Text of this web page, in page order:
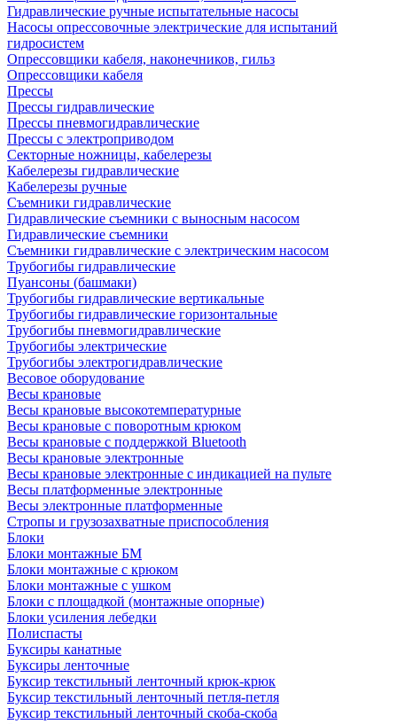
Гидравлические ручные испытательные насосы
Насосы опрессовочные электрические для испытаний
гидросистем
Опрессовщики кабеля, наконечников, гильз
Опрессовщики кабеля
Прессы
Прессы гидравлические
Прессы пневмогидравлические
Прессы с электроприводом
Секторные ножницы, кабелерезы
Кабелерезы гидравлические
Кабелерезы ручные
Съемники гидравлические
Гидравлические cъемники с выносным насосом
Гидравлические съемники
Съемники гидравлические с электрическим насосом
Трубогибы гидравлические
Пуансоны (башмаки)
Трубогибы гидравлические вертикальные
Трубогибы гидравлические горизонтальные
Трубогибы пневмогидравлические
Трубогибы электрические
Трубогибы электрогидравлические
Весовое оборудование
Весы крановые
Весы крановые высокотемпературные
Весы крановые с поворотным крюком
Весы крановые с поддержкой Bluetooth
Весы крановые электронные
Весы крановые электронные с индикацией на пульте
Весы платформенные электронные
Весы электронные платформенные
Стропы и грузозахватные приспособления
Блоки
Блоки монтажные БМ
Блоки монтажные с крюком
Блоки монтажные с ушком
Блоки с площадкой (монтажные опорные)
Блоки усиления лебедки
Полиспасты
Буксиры канатные
Буксиры ленточные
Буксир текстильный ленточный крюк-крюк
Буксир текстильный ленточный петля-петля
Буксир текстильный ленточный скоба-скоба